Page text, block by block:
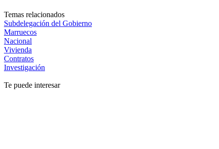
Temas relacionados
Subdelegación del Gobierno
Marruecos
Nacional
Vivienda
Contratos
Investigación
Te puede interesar